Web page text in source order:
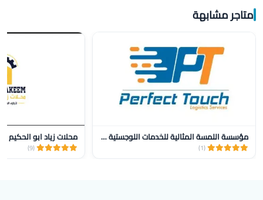
متاجر مشابهة
مؤسسة اللمسة المثالية للخدمات اللوجستية للنقل
(1)
محلات زياد ابو الحكيم
(9)